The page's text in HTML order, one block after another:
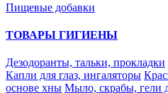
Пищевые добавки
ТОВАРЫ ГИГИЕНЫ
Дезодоранты, тальки, прокладки
Капли для глаз, ингаляторы
основе хны Мыло, скрабы, гели